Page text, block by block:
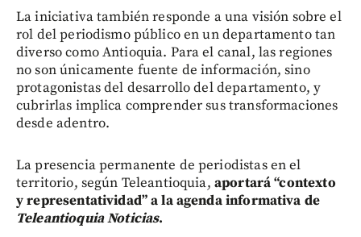
La iniciativa también responde a una visión sobre el
rol del periodismo público en un departamento tan
diverso como Antioquia. Para el canal, las regiones
no son únicamente fuente de información, sino
protagonistas del desarrollo del departamento, y
cubrirlas implica comprender sus transformaciones
desde adentro.
La presencia permanente de periodistas en el
territorio, según Teleantioquia, aportará “contexto
y representatividad” a la agenda informativa de
Teleantioquia Noticias.